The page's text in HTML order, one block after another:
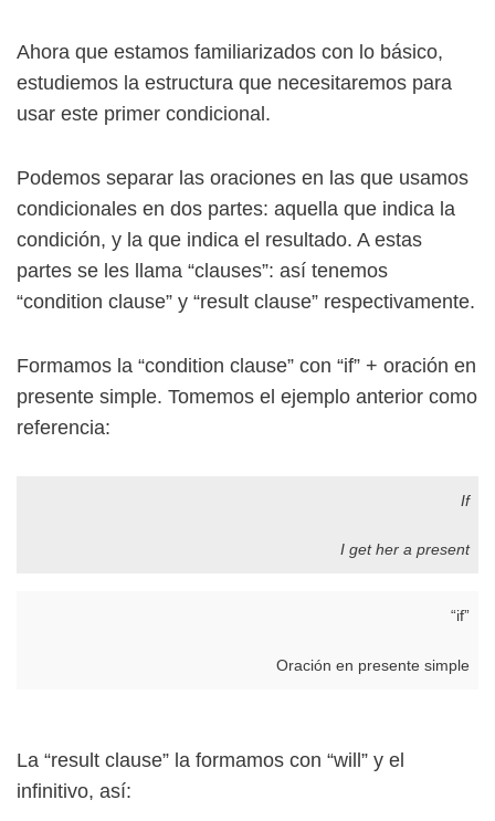
Ahora que estamos familiarizados con lo básico,
estudiemos la estructura que necesitaremos para
usar este primer condicional.
Podemos separar las oraciones en las que usamos
condicionales en dos partes: aquella que indica la
condición, y la que indica el resultado. A estas
partes se les llama “clauses”: así tenemos
“condition clause” y “result clause” respectivamente.
Formamos la “condition clause” con “if” + oración en
presente simple. Tomemos el ejemplo anterior como
referencia:
If
I get her a present
“if”
Oración en presente simple
La “result clause” la formamos con “will” y el
infinitivo, así: